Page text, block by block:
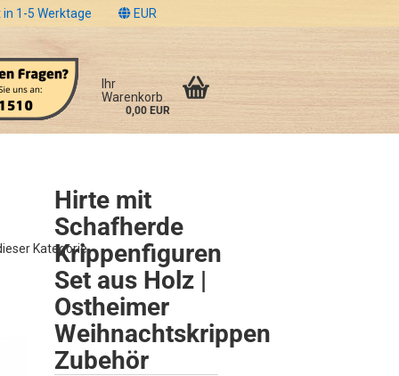
1-5 Werktage
EUR
Ihr
Warenkorb
0,00 EUR
Kategorie
Hirte mit
Schafherde
Krippenfiguren
Set aus Holz |
Ostheimer
Weihnachtskrippen
Zubehör